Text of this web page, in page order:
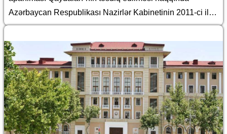
Azərbaycan Respublikası Nazirlər Kabinetinin 2011-ci il
19 dekabr tarixli 207 nömrəli Qərarında dəyişiklik edilməsi
barədə